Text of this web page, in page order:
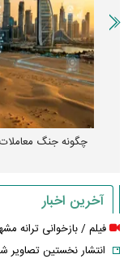
چگونه جنگ
آخرین اخبار
فیلم / بازخوانی
انتشار نخستین تصاویر